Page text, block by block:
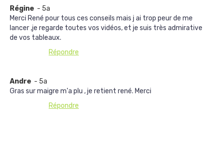
Régine - 5a
Merci René pour tous ces conseils mais j ai trop peur de me
lancer ,je regarde toutes vos vidéos, et je suis très admirative
de vos tableaux.
Répondre
Andre - 5a
Gras sur maigre m'a plu , je retient rené. Merci
Répondre